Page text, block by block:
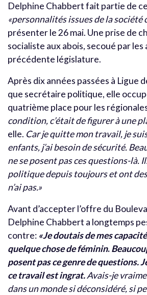
Delphine Chabbert fait partie de
«personnalités issues de la société
présenter le 26 mai. Une prise de
socialiste aux abois, secoué par
précédente législature.
Après dix années passées à Ligue
que secrétaire politique, elle
quatrième place pour les
condition, c’était de figurer à une
elle. Car je quitte mon travail, je
enfants, j’ai besoin de sécurité.
ne se posent pas ces questions-là.
politique depuis toujours et ont
n’ai pas.»
Avant d’accepter l’offre du
Delphine Chabbert a longtemps
contre: «Je doutais de mes
quelque chose de féminin.
posent pas ce genre de questions.
ce travail est ingrat.Avais-je
dans un monde si déconsidéré, si